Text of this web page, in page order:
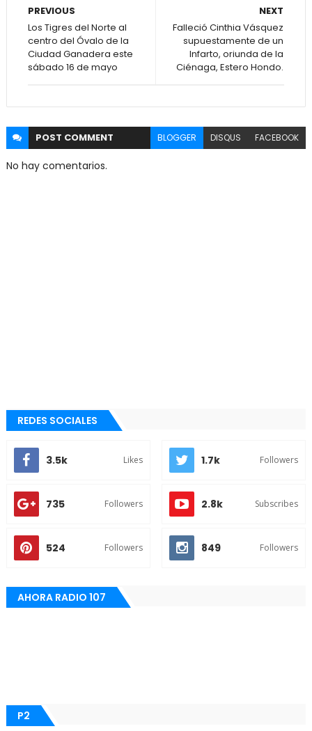
NEXT
Falleció Cinthia Vásquez
supuestamente de un
Infarto, oriunda de la
Ciénaga, Estero Hondo.
PREVIOUS
Los Tigres del Norte al
centro del Óvalo de la
Ciudad Ganadera este
sábado 16 de mayo
POST COMMENT BLOGGER DISQUS FACEBOOK
No hay comentarios.
REDES SOCIALES
3.5k Likes 1.7k Followers
735 Followers 2.8k Subscribes
524 Followers 849 Followers
AHORA RADIO 107
P2